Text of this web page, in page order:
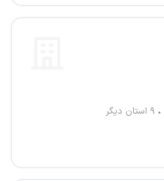
۹ استان دیگر